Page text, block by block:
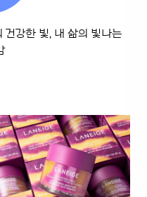
건강한 빛, 내 삶의 빛나는